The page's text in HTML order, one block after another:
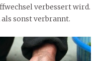
verbessert wird.
sonst verbrannt.